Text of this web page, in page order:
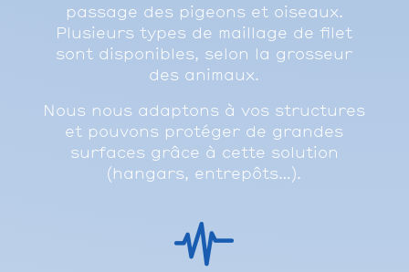
passage des pigeons et oiseaux.
Plusieurs types de maillage de filet
sont disponibles, selon la grosseur
des animaux.
Nous nous adaptons à vos structures
et pouvons protéger de grandes
surfaces grâce à cette solution
(hangars, entrepôts…).